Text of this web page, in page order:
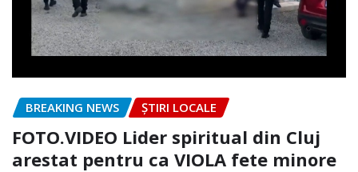
BREAKING NEWS ȘTIRI LOCALE
FOTO.VIDEO Lider spiritual din Cluj
arestat pentru ca VIOLA fete minore